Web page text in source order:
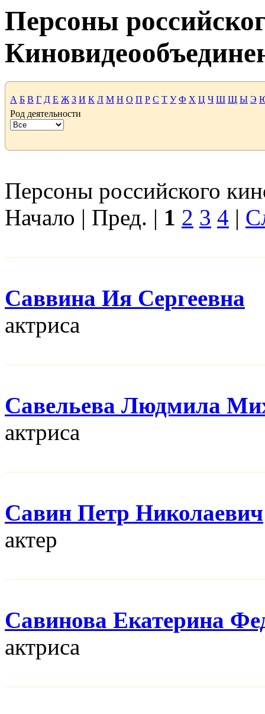
Персоны
А Б В Г Д Е Ж З И К Л М Н О П Р С Т У Ф Х Ц Ч Ш Щ Ы Э
Род деятельности
Персоны российского
Начало | Пред. | 1 2 3 4 |
Саввина Ия Сергеевна
актриса
Савельева Людмила
актриса
Савин Петр Николаевич
актер
Савинова Екатерина
актриса